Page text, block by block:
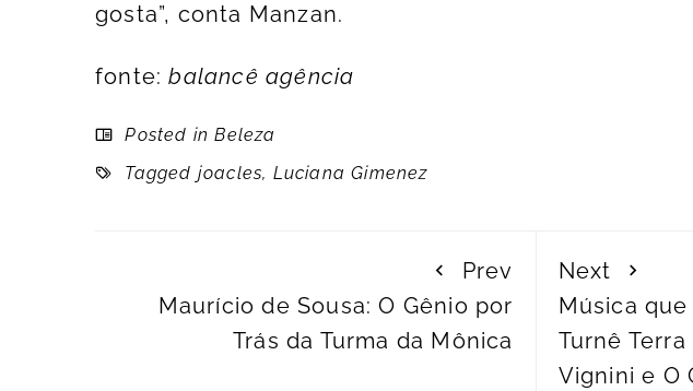
gosta”, conta Manzan.
fonte:balancê agência
Posted inBeleza
Tagged joacles, Luciana Gimenez
Prev
Maurício de Sousa: O Gênio por
Trás da Turma da Mônica
Next
Música
Turnê
Vignini e O